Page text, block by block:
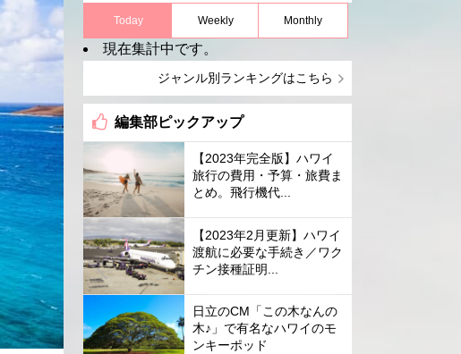
Today Weekly Monthly
現在集計中です。
ジャンル別ランキングはこちら
編集部ピックアップ
【2023年完全版】ハワイ
旅行の費用・予算・旅費ま
とめ。飛行機代...
【2023年2月更新】ハワイ
渡航に必要な手続き／ワク
チン接種証明...
日立のCM「この木なんの
木♪」で有名なハワイのモ
ンキーポッド